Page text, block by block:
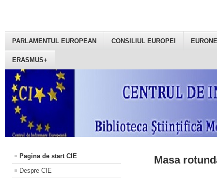
PARLAMENTUL EUROPEAN CONSILIUL EUROPEI
ERASMUS+
Pagina de start CIE
Despre CIE
Masa